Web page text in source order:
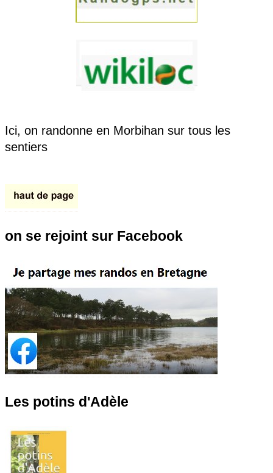
Ici, on randonne en Morbihan sur tous les
sentiers
on se rejoint sur Facebook
Les potins d'Adèle